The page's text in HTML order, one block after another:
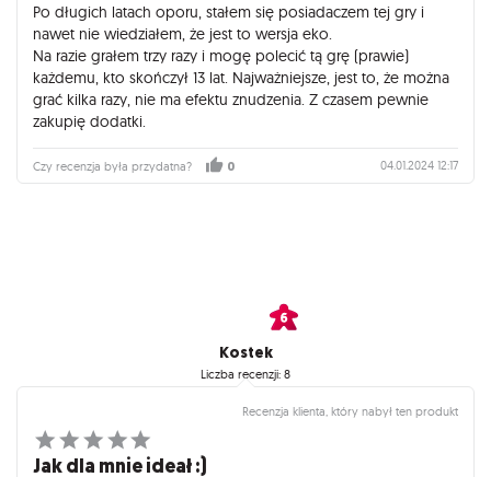
Po długich latach oporu, stałem się posiadaczem tej gry i
nawet nie wiedziałem, że jest to wersja eko.
Na razie grałem trzy razy i mogę polecić tą grę (prawie)
każdemu, kto skończył 13 lat. Najważniejsze, jest to, że można
grać kilka razy, nie ma efektu znudzenia. Z czasem pewnie
zakupię dodatki.
Czy recenzja była przydatna? 0 04.01.2024 12:17
Kostek
Liczba recenzji: 8
Recenzja klienta, który nabył ten produkt
Jak dla mnie ideał :)